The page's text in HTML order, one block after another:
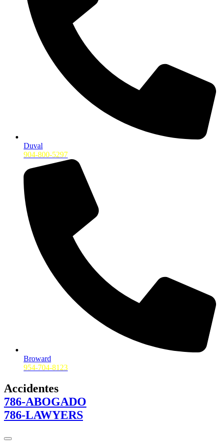
Duval
904-800-5297
Broward
954-704-8123
Accidentes
786-ABOGADO
786-LAWYERS